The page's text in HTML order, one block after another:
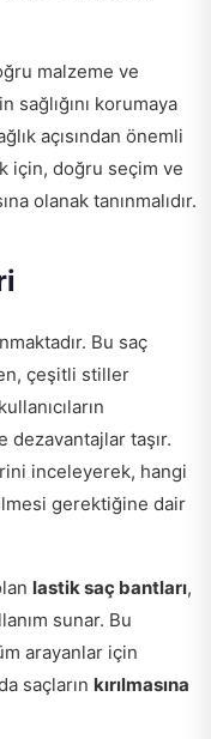
malzeme ve
sağlığını korumaya
açısından önemli
için, doğru seçim ve
olanak tanınmalıdır.
Bu saç
çeşitli stiller
dezavantajlar taşır.
inceleyerek, hangi
gerektiğine dair
lastik saç bantları,
sunar. Bu
arayanlar için
saçların kırılmasına